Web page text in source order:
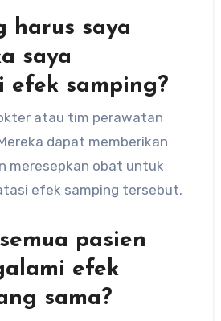
harus saya
saya
efek samping?
atau tim perawatan
dapat memberikan
meresepkan obat untuk
efek samping tersebut.
pasien
efek
sama?